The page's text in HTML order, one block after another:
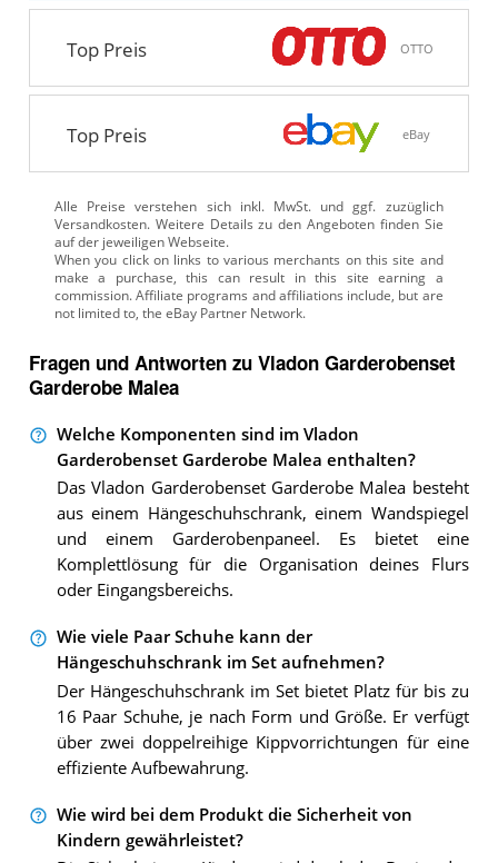
Top Preis OTTO
Top Preis eBay
Alle Preise verstehen sich inkl. MwSt. und ggf. zuzüglich
Versandkosten. Weitere Details zu den Angeboten finden Sie
auf der jeweiligen Webseite.
Fragen und Antworten zu Vladon Garderobenset
Garderobe Malea
Welche Komponenten sind im Vladon
Garderobenset Garderobe Malea enthalten?
Das Vladon Garderobenset Garderobe Malea besteht
aus einem Hängeschuhschrank, einem Wandspiegel
und einem Garderobenpaneel. Es bietet eine
Komplettlösung für die Organisation deines Flurs
oder Eingangsbereichs.
Wie viele Paar Schuhe kann der
Hängeschuhschrank im Set aufnehmen?
Der Hängeschuhschrank im Set bietet Platz für bis zu
16 Paar Schuhe, je nach Form und Größe. Er verfügt
über zwei doppelreihige Kippvorrichtungen für eine
effiziente Aufbewahrung.
Wie wird bei dem Produkt die Sicherheit von
Kindern gewährleistet?